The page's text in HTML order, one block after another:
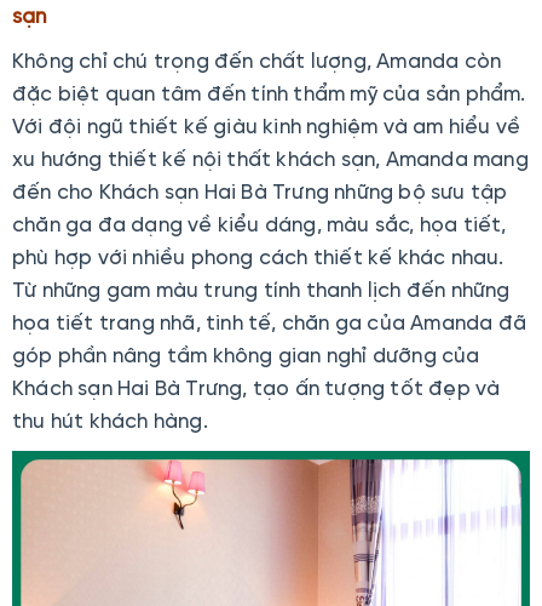
sạn
Không chỉ chú trọng đến chất lượng, Amanda còn
đặc biệt quan tâm đến tính thẩm mỹ của sản phẩm.
Với đội ngũ thiết kế giàu kinh nghiệm và am hiểu về
xu hướng thiết kế nội thất khách sạn, Amanda mang
đến cho Khách sạn Hai Bà Trưng những bộ sưu tập
chăn ga đa dạng về kiểu dáng, màu sắc, họa tiết,
phù hợp với nhiều phong cách thiết kế khác nhau.
Từ những gam màu trung tính thanh lịch đến những
họa tiết trang nhã, tinh tế, chăn ga của Amanda đã
góp phần nâng tầm không gian nghỉ dưỡng của
Khách sạn Hai Bà Trưng, tạo ấn tượng tốt đẹp và
thu hút khách hàng.